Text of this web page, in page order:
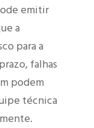
emitir
a
para a
falhas
podem
técnica